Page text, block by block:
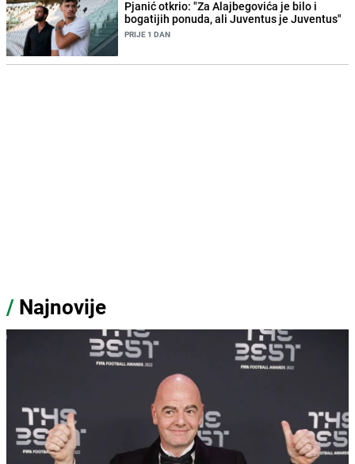
Pjanić otkrio: "Za Alajbegovića je bilo i
bogatijih ponuda, ali Juventus je Juventus"
PRIJE 1 DAN
/ Najnovije